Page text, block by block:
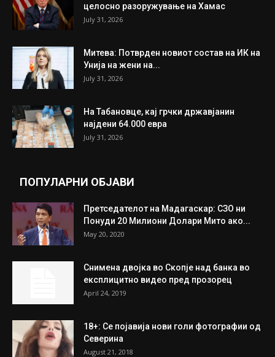
целосно разоружување на Хамас
July 31, 2026
Митева: Потврден новиот состав на ИК на
Унија на жени на...
July 31, 2026
На Табановце, кај грчки државјанин
најдени 64.000 евра
July 31, 2026
ПОПУЛАРНИ ОБЈАВИ
Претседателот на Мадагаскар: СЗО ни
Понуди 20 Милиони Долари Мито ако...
May 20, 2020
Снимена двојка во Скопје над банка во
експлицитно видео пред прозорец
April 24, 2019
18+: Се појавија нови голи фотографии од
Северина
August 21, 2018